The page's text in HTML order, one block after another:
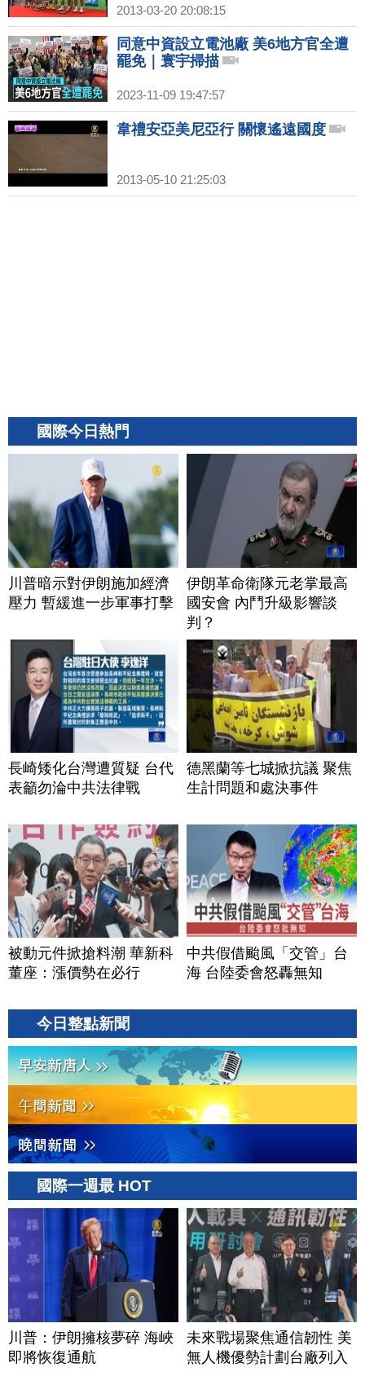
2013-03-20 20:08:15
同意中資設立電池廠 美6地方官全遭
罷免｜寰宇掃描
2023-11-09 19:47:57
韋禮安亞美尼亞行 關懷遙遠國度
2013-05-10 21:25:03
國際今日熱門
川普暗示對伊朗施加經濟
壓力 暫緩進一步軍事打擊
伊朗革命衛隊元老掌最高
國安會 內鬥升級影響談
判？
長崎矮化台灣遭質疑 台代
表籲勿淪中共法律戰
德黑蘭等七城掀抗議 聚焦
生計問題和處決事件
被動元件掀搶料潮 華新科
董座：漲價勢在必行
中共假借颱風「交管」台
海 台陸委會怒轟無知
今日整點新聞
國際一週最 HOT
川普：伊朗擁核夢碎 海峽
即將恢復通航
未來戰場聚焦通信韌性 美
無人機優勢計劃台廠列入